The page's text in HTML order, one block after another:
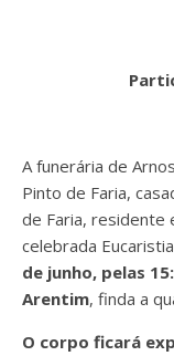
A funerária de
Pinto de Faria,
de Faria, residente
celebrada
de junho, pelas
Arentim, finda a
O corpo ficará